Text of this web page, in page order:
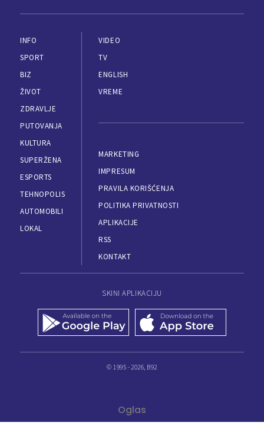
INFO
SPORT
BIZ
ŽIVOT
ZDRAVLJE
PUTOVANJA
KULTURA
SUPERŽENA
ESPORTS
TEHNOPOLIS
AUTOMOBILI
LOKAL
VIDEO
TV
ENGLISH
VREME
MARKETING
IMPRESUM
PRAVILA KORIŠĆENJA
POLITIKA PRIVATNOSTI
APLIKACIJE
RSS
KONTAKT
SKINI APLIKACIJU
© 1995 - 2026, B92